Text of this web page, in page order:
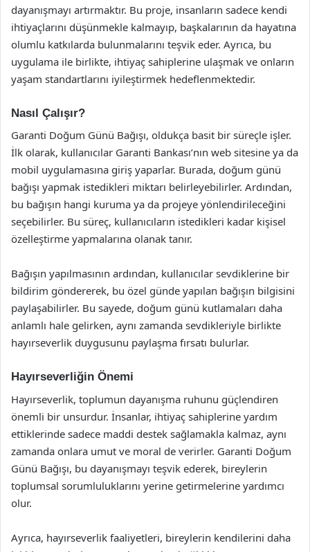
dayanışmayı artırmaktır. Bu proje, insanların sadece kendi
ihtiyaçlarını düşünmekle kalmayıp, başkalarının da hayatına
olumlu katkılarda bulunmalarını teşvik eder. Ayrıca, bu
uygulama ile birlikte, ihtiyaç sahiplerine ulaşmak ve onların
yaşam standartlarını iyileştirmek hedeflenmektedir.
Nasıl Çalışır?
Garanti Doğum Günü Bağışı, oldukça basit bir süreçle işler.
İlk olarak, kullanıcılar Garanti Bankası’nın web sitesine ya da
mobil uygulamasına giriş yaparlar. Burada, doğum günü
bağışı yapmak istedikleri miktarı belirleyebilirler. Ardından,
bu bağışın hangi kuruma ya da projeye yönlendirileceğini
seçebilirler. Bu süreç, kullanıcıların istedikleri kadar kişisel
özelleştirme yapmalarına olanak tanır.
Bağışın yapılmasının ardından, kullanıcılar sevdiklerine bir
bildirim göndererek, bu özel günde yapılan bağışın bilgisini
paylaşabilirler. Bu sayede, doğum günü kutlamaları daha
anlamlı hale gelirken, aynı zamanda sevdikleriyle birlikte
hayırseverlik duygusunu paylaşma fırsatı bulurlar.
Hayırseverliğin Önemi
Hayırseverlik, toplumun dayanışma ruhunu güçlendiren
önemli bir unsurdur. İnsanlar, ihtiyaç sahiplerine yardım
ettiklerinde sadece maddi destek sağlamakla kalmaz, aynı
zamanda onlara umut ve moral de verirler. Garanti Doğum
Günü Bağışı, bu dayanışmayı teşvik ederek, bireylerin
toplumsal sorumluluklarını yerine getirmelerine yardımcı
olur.
Ayrıca, hayırseverlik faaliyetleri, bireylerin kendilerini daha